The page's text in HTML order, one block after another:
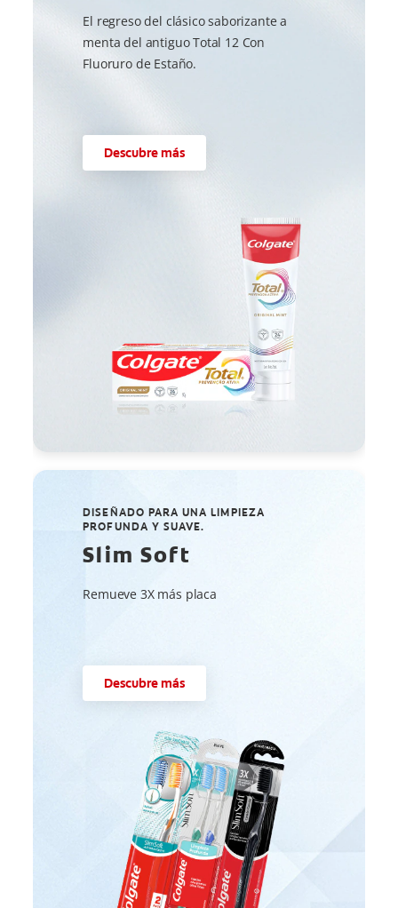
El regreso del clásico saborizante a
menta del antiguo Total 12 Con
Fluoruro de Estaño.
Descubre más
DISEÑADO PARA UNA LIMPIEZA
PROFUNDA Y SUAVE.
Slim Soft
Remueve 3X más placa
Descubre más